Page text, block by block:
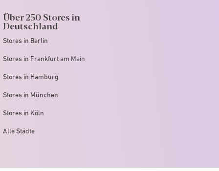
Über 250 Stores in
Deutschland
Stores in Berlin
Stores in Frankfurt am Main
Stores in Hamburg
Stores in München
Stores in Köln
Alle Städte